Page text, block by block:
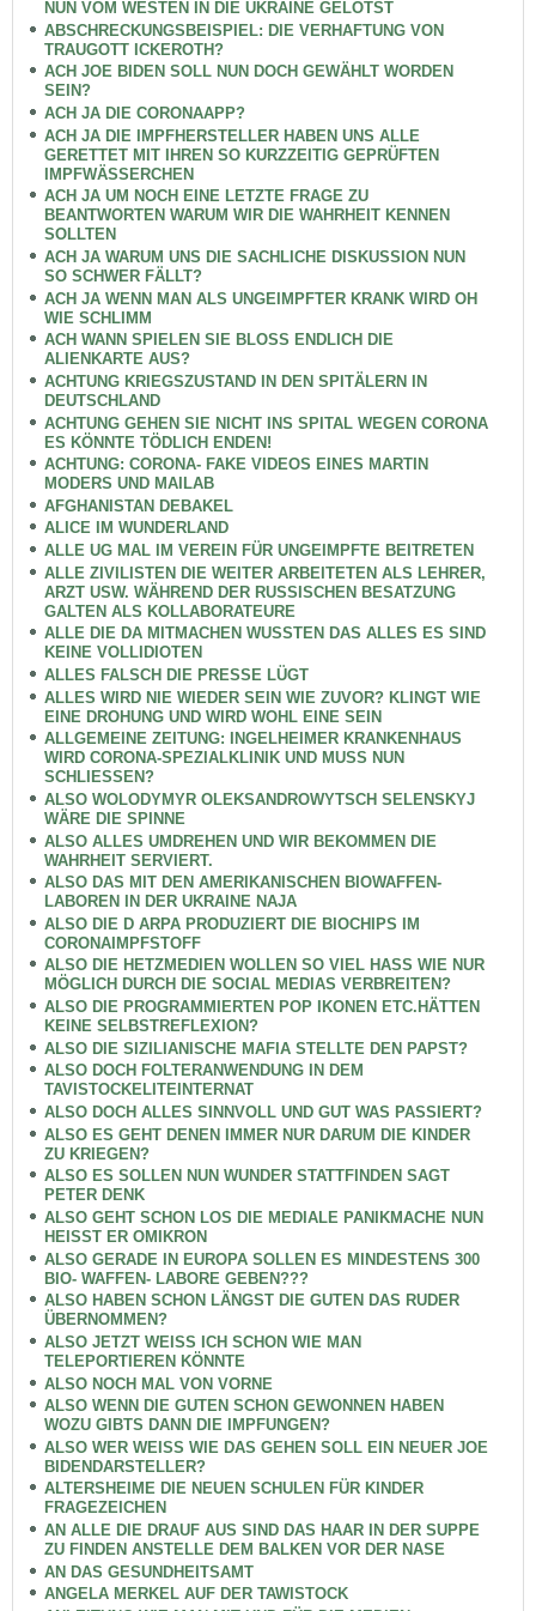
NUN VOM WESTEN IN DIE UKRAINE GELOTST
ABSCHRECKUNGSBEISPIEL: DIE VERHAFTUNG VON
TRAUGOTT ICKEROTH?
ACH JOE BIDEN SOLL NUN DOCH GEWÄHLT WORDEN
SEIN?
ACH JA DIE CORONAAPP?
ACH JA DIE IMPFHERSTELLER HABEN UNS ALLE
GERETTET MIT IHREN SO KURZZEITIG GEPRÜFTEN
IMPFWÄSSERCHEN
ACH JA UM NOCH EINE LETZTE FRAGE ZU
BEANTWORTEN WARUM WIR DIE WAHRHEIT KENNEN
SOLLTEN
ACH JA WARUM UNS DIE SACHLICHE DISKUSSION NUN
SO SCHWER FÄLLT?
ACH JA WENN MAN ALS UNGEIMPFTER KRANK WIRD OH
WIE SCHLIMM
ACH WANN SPIELEN SIE BLOSS ENDLICH DIE
ALIENKARTE AUS?
ACHTUNG KRIEGSZUSTAND IN DEN SPITÄLERN IN
DEUTSCHLAND
ACHTUNG GEHEN SIE NICHT INS SPITAL WEGEN CORONA
ES KÖNNTE TÖDLICH ENDEN!
ACHTUNG: CORONA- FAKE VIDEOS EINES MARTIN
MODERS UND MAILAB
AFGHANISTAN DEBAKEL
ALICE IM WUNDERLAND
ALLE UG MAL IM VEREIN FÜR UNGEIMPFTE BEITRETEN
ALLE ZIVILISTEN DIE WEITER ARBEITETEN ALS LEHRER,
ARZT USW. WÄHREND DER RUSSISCHEN BESATZUNG
GALTEN ALS KOLLABORATEURE
ALLE DIE DA MITMACHEN WUSSTEN DAS ALLES ES SIND
KEINE VOLLIDIOTEN
ALLES FALSCH DIE PRESSE LÜGT
ALLES WIRD NIE WIEDER SEIN WIE ZUVOR? KLINGT WIE
EINE DROHUNG UND WIRD WOHL EINE SEIN
ALLGEMEINE ZEITUNG: INGELHEIMER KRANKENHAUS
WIRD CORONA-SPEZIALKLINIK UND MUSS NUN
SCHLIESSEN?
ALSO WOLODYMYR OLEKSANDROWYTSCH SELENSKYJ
WÄRE DIE SPINNE
ALSO ALLES UMDREHEN UND WIR BEKOMMEN DIE
WAHRHEIT SERVIERT.
ALSO DAS MIT DEN AMERIKANISCHEN BIOWAFFEN-
LABOREN IN DER UKRAINE NAJA
ALSO DIE D ARPA PRODUZIERT DIE BIOCHIPS IM
CORONAIMPFSTOFF
ALSO DIE HETZMEDIEN WOLLEN SO VIEL HASS WIE NUR
MÖGLICH DURCH DIE SOCIAL MEDIAS VERBREITEN?
ALSO DIE PROGRAMMIERTEN POP IKONEN ETC.HÄTTEN
KEINE SELBSTREFLEXION?
ALSO DIE SIZILIANISCHE MAFIA STELLTE DEN PAPST?
ALSO DOCH FOLTERANWENDUNG IN DEM
TAVISTOCKELITEINTERNAT
ALSO DOCH ALLES SINNVOLL UND GUT WAS PASSIERT?
ALSO ES GEHT DENEN IMMER NUR DARUM DIE KINDER
ZU KRIEGEN?
ALSO ES SOLLEN NUN WUNDER STATTFINDEN SAGT
PETER DENK
ALSO GEHT SCHON LOS DIE MEDIALE PANIKMACHE NUN
HEISST ER OMIKRON
ALSO GERADE IN EUROPA SOLLEN ES MINDESTENS 300
BIO- WAFFEN- LABORE GEBEN???
ALSO HABEN SCHON LÄNGST DIE GUTEN DAS RUDER
ÜBERNOMMEN?
ALSO JETZT WEISS ICH SCHON WIE MAN
TELEPORTIEREN KÖNNTE
ALSO NOCH MAL VON VORNE
ALSO WENN DIE GUTEN SCHON GEWONNEN HABEN
WOZU GIBTS DANN DIE IMPFUNGEN?
ALSO WER WEISS WIE DAS GEHEN SOLL EIN NEUER JOE
BIDENDARSTELLER?
ALTERSHEIME DIE NEUEN SCHULEN FÜR KINDER
FRAGEZEICHEN
AN ALLE DIE DRAUF AUS SIND DAS HAAR IN DER SUPPE
ZU FINDEN ANSTELLE DEM BALKEN VOR DER NASE
AN DAS GESUNDHEITSAMT
ANGELA MERKEL AUF DER TAWISTOCK